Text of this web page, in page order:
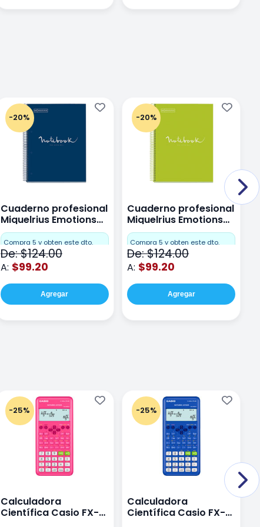
-20%
Cuaderno profesional
Miquelrius Emotions
Dots 80 hojas
Compra 5 y obten este dto.
De: $124.00
A: $99.20
Agregar
-20%
Cuaderno profesional
Miquelrius Emotions
Dots 80 hojas Lima
Compra 5 y obten este dto.
De: $124.00
A: $99.20
Agregar
-25%
Calculadora
Científica Casio FX-
-25%
Calculadora
Científica Casio FX-